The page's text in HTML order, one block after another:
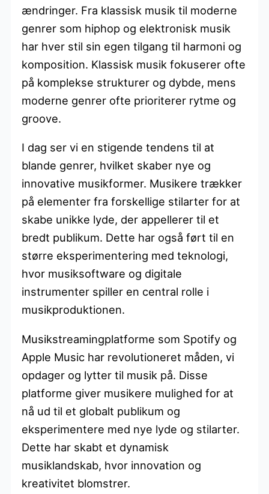
ændringer. Fra klassisk musik til moderne
genrer som hiphop og elektronisk musik
har hver stil sin egen tilgang til harmoni og
komposition. Klassisk musik fokuserer ofte
på komplekse strukturer og dybde, mens
moderne genrer ofte prioriterer rytme og
groove.
I dag ser vi en stigende tendens til at
blande genrer, hvilket skaber nye og
innovative musikformer. Musikere trækker
på elementer fra forskellige stilarter for at
skabe unikke lyde, der appellerer til et
bredt publikum. Dette har også ført til en
større eksperimentering med teknologi,
hvor musiksoftware og digitale
instrumenter spiller en central rolle i
musikproduktionen.
Musikstreamingplatforme som Spotify og
Apple Music har revolutioneret måden, vi
opdager og lytter til musik på. Disse
platforme giver musikere mulighed for at
nå ud til et globalt publikum og
eksperimentere med nye lyde og stilarter.
Dette har skabt et dynamisk
musiklandskab, hvor innovation og
kreativitet blomstrer.